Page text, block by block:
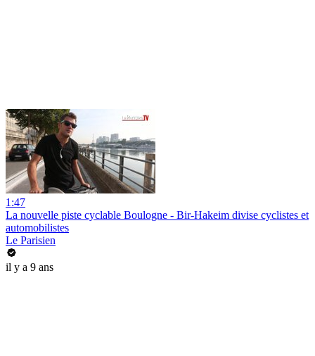
1:47
La nouvelle piste cyclable Boulogne - Bir-Hakeim divise cyclistes et
automobilistes
Le Parisien
il y a 9 ans